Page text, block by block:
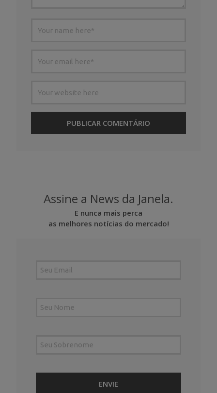
Assine a News da Janela.
E nunca mais perca
as melhores notícias do mercado!